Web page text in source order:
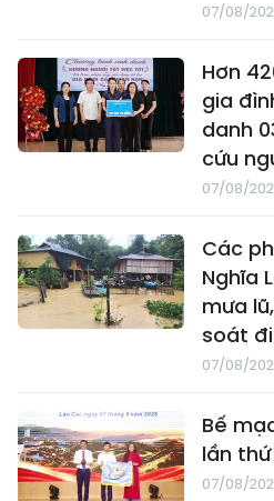
07/08/
Hơn
gia
danh
cứu
07/08/
Các
Nghĩa
mưa
soát
07/08/
Bế
lần thứ
07/08/